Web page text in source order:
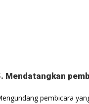
Mendatangkan
pembicara